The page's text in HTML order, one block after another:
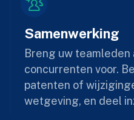
Samenwerking
Breng uw teamleden
concurrenten voor.
patenten of
wetgeving, en deel